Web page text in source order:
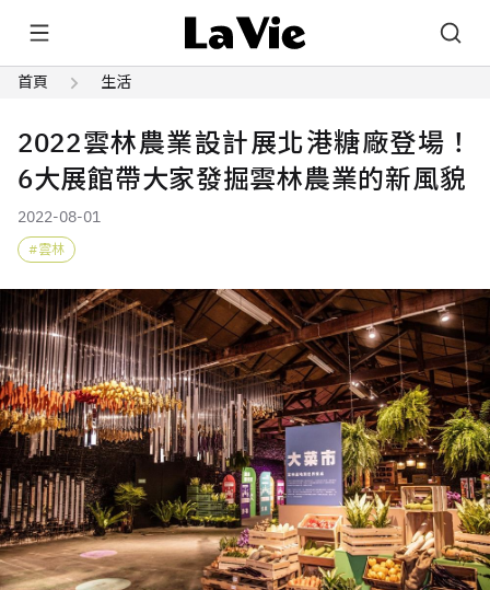
首頁 生活
2022雲林農業設計展北港糖廠登場！
6大展館帶大家發掘雲林農業的新風貌
2022-08-01
雲林